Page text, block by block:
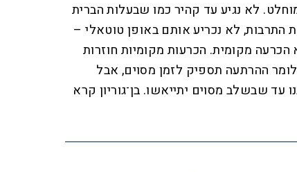
לא נגיע עד קהיר כמו שבעלות הברית
התרבות, לא נכריע אותם באופן טוטאלי –
מקומית. הכרעות מקומיות חוזרות
ההרתעה תספיק לזמן מסוים, אבל
עד שבשלב מסוים יתייאשו. בן־גוריון קרא